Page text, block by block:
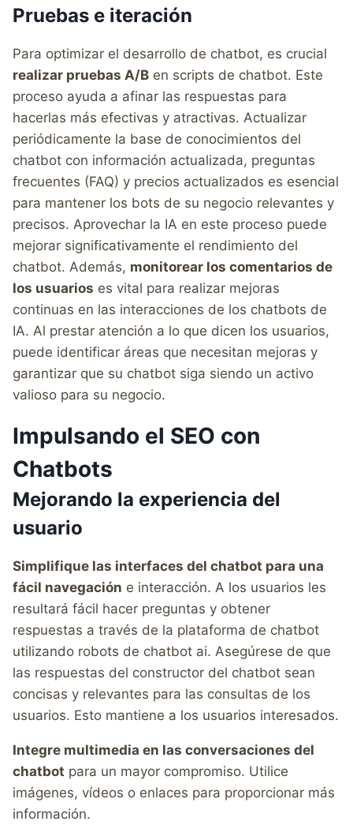
Pruebas e iteración
Para optimizar el desarrollo de chatbot, es crucial
realizar pruebas A/B en scripts de chatbot. Este
proceso ayuda a afinar las respuestas para
hacerlas más efectivas y atractivas. Actualizar
periódicamente la base de conocimientos del
chatbot con información actualizada, preguntas
frecuentes (FAQ) y precios actualizados es esencial
para mantener los bots de su negocio relevantes y
precisos. Aprovechar la IA en este proceso puede
mejorar significativamente el rendimiento del
chatbot. Además, monitorear los comentarios de
los usuarios es vital para realizar mejoras
continuas en las interacciones de los chatbots de
IA. Al prestar atención a lo que dicen los usuarios,
puede identificar áreas que necesitan mejoras y
garantizar que su chatbot siga siendo un activo
valioso para su negocio.
Impulsando el SEO con
Chatbots
Mejorando la experiencia del
usuario
Simplifique las interfaces del chatbot para una
fácil navegación e interacción. A los usuarios les
resultará fácil hacer preguntas y obtener
respuestas a través de la plataforma de chatbot
utilizando robots de chatbot ai. Asegúrese de que
las respuestas del constructor del chatbot sean
concisas y relevantes para las consultas de los
usuarios. Esto mantiene a los usuarios interesados.
Integre multimedia en las conversaciones del
chatbot para un mayor compromiso. Utilice
imágenes, vídeos o enlaces para proporcionar más
información.